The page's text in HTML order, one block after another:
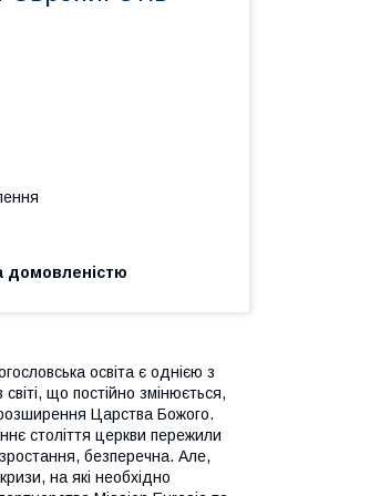
домовленістю
освіта є однією з
що постійно змінюється,
розширення Царства Божого.
століття церкви пережили
безперечна. Але,
на які необхідно